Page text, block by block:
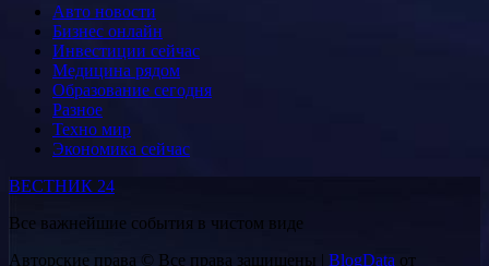
Авто новости
Бизнес онлайн
Инвестиции сейчас
Медицина рядом
Образование сегодня
Разное
Техно мир
Экономика сейчас
ВЕСТНИК 24
Все важнейшие события в чистом виде
Авторские права © Все права защищены | BlogData от